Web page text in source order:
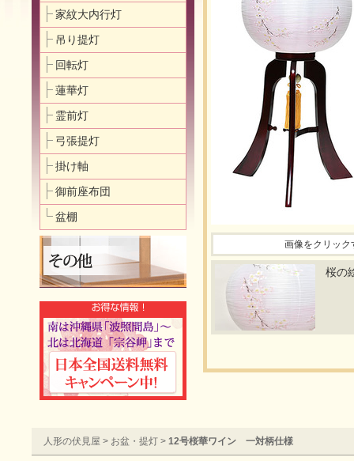
画像をクリック
桜の
家紋大内行灯
吊り提灯
回転灯
蓮華灯
霊前灯
弓張提灯
掛け軸
御前座布団
盆棚
人形の伏見屋 > お盆・提灯 > 12号桜華ワイン 一対柄仕様